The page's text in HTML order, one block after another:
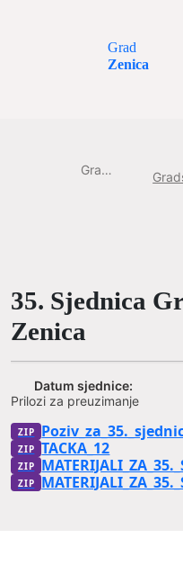
Grad
Zenica
Gradska uprava
35. Sjednica
Zenica
Prilozi za preuzimanje
TACKA_12
Datum sjednice: